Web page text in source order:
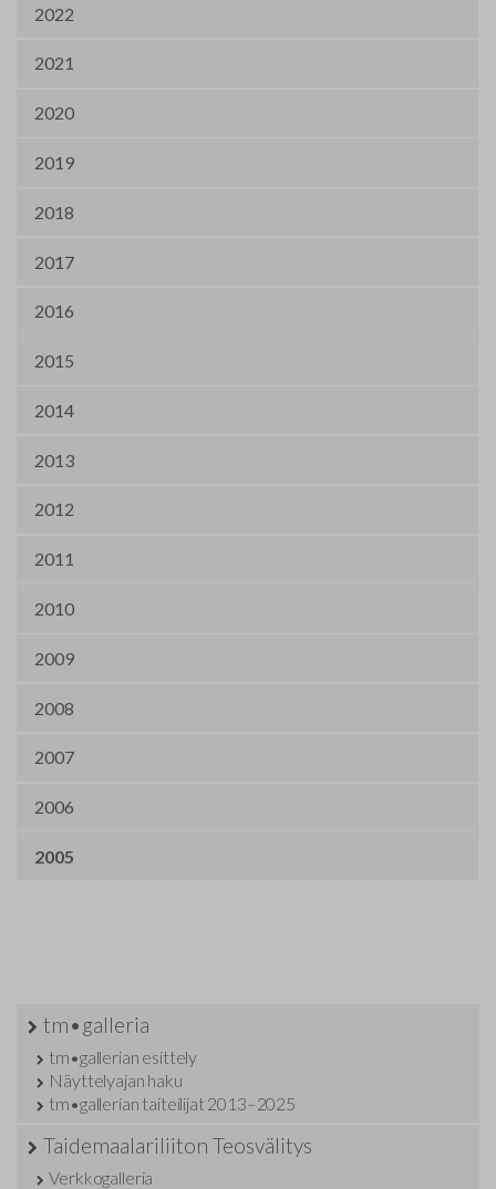
2022
2021
2020
2019
2018
2017
2016
2015
2014
2013
2012
2011
2010
2009
2008
2007
2006
2005
tm•galleria
tm•gallerian esittely
Näyttelyajan haku
tm•gallerian taiteilijat 2013–2025
Taidemaalariliiton Teosvälitys
Verkkogalleria